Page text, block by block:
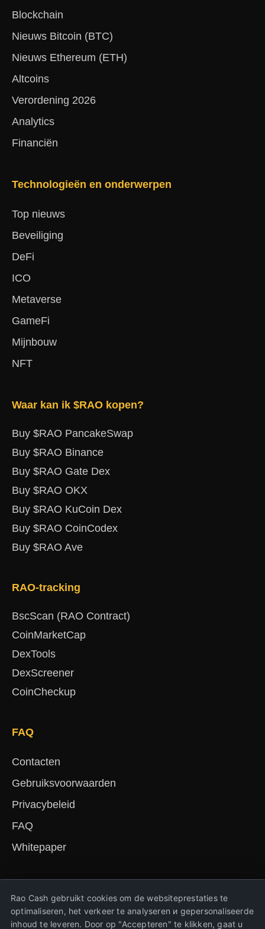
Blockchain
Nieuws Bitcoin (BTC)
Nieuws Ethereum (ETH)
Altcoins
Verordening 2026
Analytics
Financiën
Technologieën en onderwerpen
Top nieuws
Beveiliging
DeFi
ICO
Metaverse
GameFi
Mijnbouw
NFT
Waar kan ik $RAO kopen?
Buy $RAO PancakeSwap
Buy $RAO Binance
Buy $RAO Gate Dex
Buy $RAO OKX
Buy $RAO KuCoin Dex
Buy $RAO CoinCodex
Buy $RAO Ave
RAO-tracking
BscScan (RAO Contract)
CoinMarketCap
DexTools
DexScreener
CoinCheckup
FAQ
Contacten
Gebruiksvoorwaarden
Privacybeleid
FAQ
Whitepaper
English Русский Deutsch Français Español 简体中文
TürkçePortuguêsNederlands Українська
Rao Cash gebruikt cookies om de websiteprestaties te
optimaliseren, het verkeer te analyseren и gepersonaliseerde
inhoud te leveren. Door op "Accepteren" te klikken, gaat u